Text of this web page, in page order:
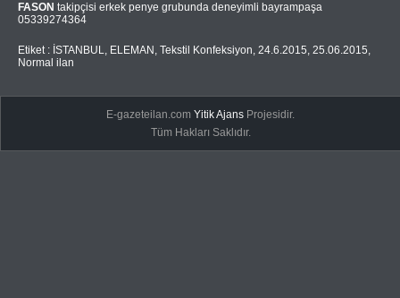
FASON takipçisi erkek penye grubunda deneyimli bayrampaşa
05339274364
Etiket : İSTANBUL, ELEMAN , Tekstil Konfeksiyon, 24.6.2015, 25.06.2015,
Normal ilan
E-gazeteilan.comYitik Ajans Projesidir.
Tüm Hakları Saklıdır.